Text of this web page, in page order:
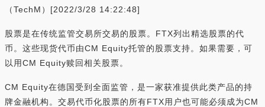
（TechM）[2022/3/28 14:22:48]
股票是在传统监管交易所交易的股票。FTX列出精选股票的代
币。这些现货代币由CM Equity托管的股票支持。如果需要，可
以用CM Equity赎回相关股票。
CM Equity在德国受到全面监管，是一家获准提供此类产品的持
牌金融机构。交易代币化股票的所有FTX用户也可能必须成为CM